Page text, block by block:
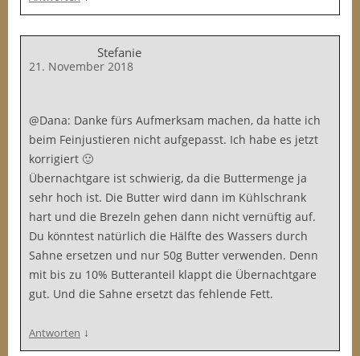
Stefanie
21. November 2018
@Dana: Danke fürs Aufmerksam machen, da hatte ich
beim Feinjustieren nicht aufgepasst. Ich habe es jetzt
korrigiert 🙂
Übernachtgare ist schwierig, da die Buttermenge ja
sehr hoch ist. Die Butter wird dann im Kühlschrank
hart und die Brezeln gehen dann nicht vernüftig auf.
Du könntest natürlich die Hälfte des Wassers durch
Sahne ersetzen und nur 50g Butter verwenden. Denn
mit bis zu 10% Butteranteil klappt die Übernachtgare
gut. Und die Sahne ersetzt das fehlende Fett.
Antworten ↓